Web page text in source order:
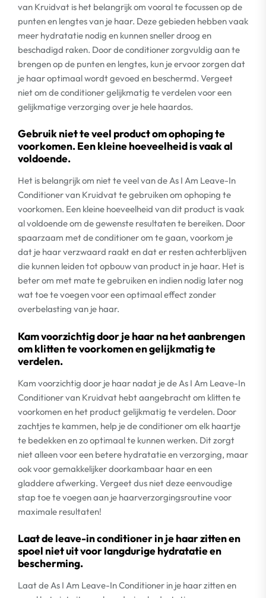
van Kruidvat is het belangrijk om vooral te focussen op de
punten en lengtes van je haar. Deze gebieden hebben vaak
meer hydratatie nodig en kunnen sneller droog en
beschadigd raken. Door de conditioner zorgvuldig aan te
brengen op de punten en lengtes, kun je ervoor zorgen dat
je haar optimaal wordt gevoed en beschermd. Vergeet
niet om de conditioner gelijkmatig te verdelen voor een
gelijkmatige verzorging over je hele haardos.
Gebruik niet te veel product om ophoping te
voorkomen. Een kleine hoeveelheid is vaak al
voldoende.
Het is belangrijk om niet te veel van de As I Am Leave-In
Conditioner van Kruidvat te gebruiken om ophoping te
voorkomen. Een kleine hoeveelheid van dit product is vaak
al voldoende om de gewenste resultaten te bereiken. Door
spaarzaam met de conditioner om te gaan, voorkom je
dat je haar verzwaard raakt en dat er resten achterblijven
die kunnen leiden tot opbouw van product in je haar. Het is
beter om met mate te gebruiken en indien nodig later nog
wat toe te voegen voor een optimaal effect zonder
overbelasting van je haar.
Kam voorzichtig door je haar na het aanbrengen
om klitten te voorkomen en gelijkmatig te
verdelen.
Kam voorzichtig door je haar nadat je de As I Am Leave-In
Conditioner van Kruidvat hebt aangebracht om klitten te
voorkomen en het product gelijkmatig te verdelen. Door
zachtjes te kammen, help je de conditioner om elk haartje
te bedekken en zo optimaal te kunnen werken. Dit zorgt
niet alleen voor een betere hydratatie en verzorging, maar
ook voor gemakkelijker doorkambaar haar en een
gladdere afwerking. Vergeet dus niet deze eenvoudige
stap toe te voegen aan je haarverzorgingsroutine voor
maximale resultaten!
Laat de leave-in conditioner in je haar zitten en
spoel niet uit voor langdurige hydratatie en
bescherming.
Laat de As I Am Leave-In Conditioner in je haar zitten en